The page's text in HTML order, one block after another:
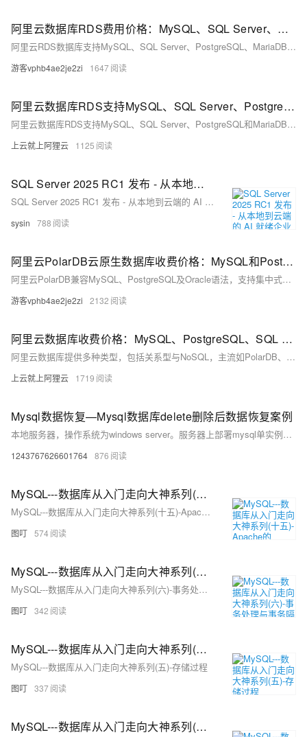
阿里云数据库RDS费用价格：MySQL、SQL Server、PostgreSQL和MariaDB引擎收费标准
阿里云RDS数据库支持MySQL、SQL Server、PostgreSQL、MariaDB，多种引擎优惠上线！MySQL倚天版88元/年，SQL Server 2核4G仅299元/年，PostgreSQL 227元/年起。高可用、可弹性伸缩，安全稳定。详情见官网活动页。
游客vphb4ae2je2zi 1647
阿里云数据库RDS支持MySQL、SQL Server、PostgreSQL和MariaDB引擎
阿里云数据库RDS支持MySQL、SQL Server、PostgreSQL和MariaDB引擎，提供高性价比、稳定安全的云数据库服务，适用于多种行业与业务场景。
上云就上阿狸云 1125
SQL Server 2025 RC1 发布 - 从本地到云端的 AI 就绪企业数据库
SQL Server 2025 RC1 发布 - 从本地到云端的 AI 就绪企业数据库
sysin 788
阿里云PolarDB云原生数据库收费价格：MySQL和PostgreSQL详细介绍
阿里云PolarDB兼容MySQL、PostgreSQL及Oracle语法，支持集中式与分布式架构。标准版2核4G年费1116元起，企业版最高性能达4核16G，支持HTAP与多级高可用，广泛应用于金融、政务、互联网等领域，TCO成本降低50%。
游客vphb4ae2je2zi 2132
阿里云数据库收费价格：MySQL、PostgreSQL、SQL Server和MariaDB引擎费用整理
阿里云数据库提供多种类型，包括关系型与NoSQL，主流如PolarDB、RDS MySQL/PostgreSQL、Redis等。价格低至21元/月起，支持按需付费与优惠套餐，适用于各类应用场景。
上云就上阿狸云 1719
Mysql数据恢复—Mysql数据库delete删除后数据恢复案例
本地服务器，操作系统为windows server。服务器上部署mysql单实例，innodb引擎，独立表空间。未进行数据库备份，未开启binlog。 人为误操作使用Delete命令删除数据时未添加where子句，导致全表数据被删除。删除后未对该表进行任何操作。需要恢复误删除的数据。 在本案例中的mysql数据库未进行备份，也未开启binlog日志，无法直接还原数据库。
1243767626601764 876
MySQL---数据库从入门走向大神系列(十五)-Apache的DBUtils框架使用
MySQL---数据库从入门走向大神系列(十五)-Apache的DBUtils框架使用
图叮 574
MySQL---数据库从入门走向大神系列(六)-事务处理与事务隔离(锁机制)
MySQL---数据库从入门走向大神系列(六)-事务处理与事务隔离(锁机制)
图叮 342
MySQL---数据库从入门走向大神系列(五)-存储过程
MySQL---数据库从入门走向大神系列(五)-存储过程
图叮 337
MySQL---数据库从入门走向大神系列(四)-子查询、表与表之间的关系(3)